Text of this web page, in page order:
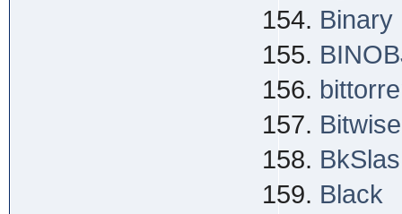
Binary
Black